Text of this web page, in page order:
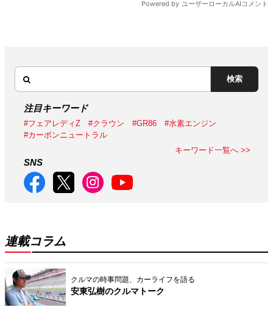
検索
注目キーワード
#フェアレディZ #クラウン #GR86
#水素エンジン
#カーボンニュートラル
キーワード一覧へ >>
SNS
連載コラム
クルマの時事問題、カーライフを語る
安東弘樹のクルマトーク